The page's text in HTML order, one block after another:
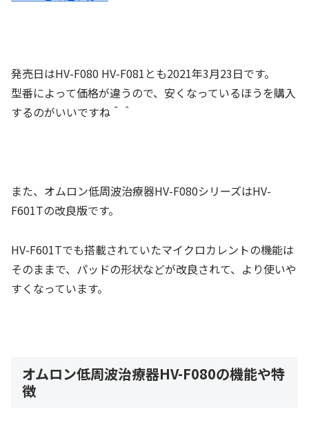
発売日はHV-F080 HV-F081とも2021年3月23日です。
型番によって価格が違うので、安くなっているほうを購入
するのがいいですね＾＾
また、オムロン低周波治療器HV-F080シリーズはHV-
F601Tの改良版です。
HV-F601Tでも搭載されていたマイクロカレントの機能は
そのままで、パッドの形状などが改良されて、より使いや
すくなっています。
オムロン低周波治療器HV-F080の機能や特
徴